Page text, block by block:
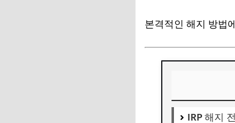
본격적인 해지 방법
IRP 해지